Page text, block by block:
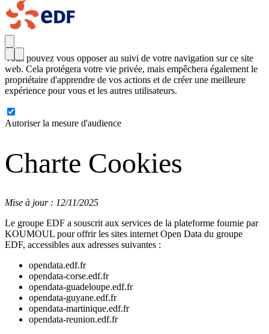
Vous pouvez vous opposer au suivi de votre navigation sur ce site
web. Cela protégera votre vie privée, mais empêchera également le
propriétaire d'apprendre de vos actions et de créer une meilleure
expérience pour vous et les autres utilisateurs.
Autoriser la mesure d'audience
Charte Cookies
Mise à jour : 12/11/2025
Le groupe EDF a souscrit aux services de la plateforme fournie par
KOUMOUL pour offrir les sites internet Open Data du groupe
EDF, accessibles aux adresses suivantes :
opendata.edf.fr
opendata-corse.edf.fr
opendata-guadeloupe.edf.fr
opendata-guyane.edf.fr
opendata-martinique.edf.fr
opendata-reunion.edf.fr